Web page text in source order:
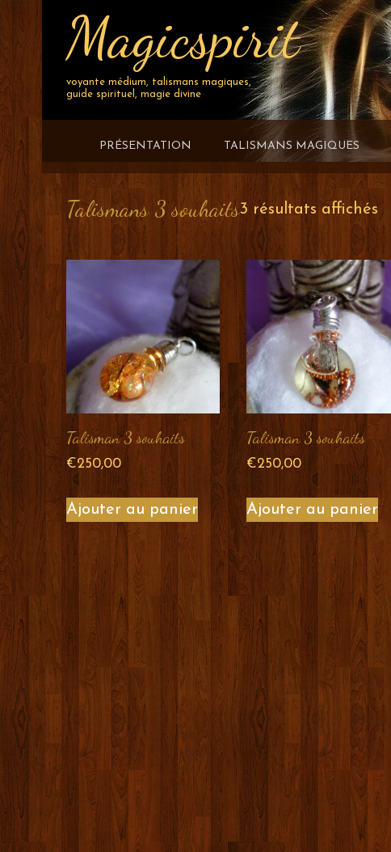
Magicspirit
voyante médium, talismans magiques,
guide spirituel, magie divine
PRÉSENTATION TALISMANS MAGIQUES
Talismans 3 souhaits3 résultats affichés
Talisman 3 souhaits
€250,00
Ajouter au panier
Talisman 3 souhaits
€250,00
Ajouter au panier